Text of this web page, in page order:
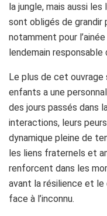
la jungle, mais aussi
sont obligés de grandir
notamment pour
lendemain responsable
Le plus de cet ouvrage
enfants a une
des jours passés dans
interactions, leurs
dynamique pleine de
les liens fraternels et
renforcent dans les
avant la résilience et
face à l’inconnu.